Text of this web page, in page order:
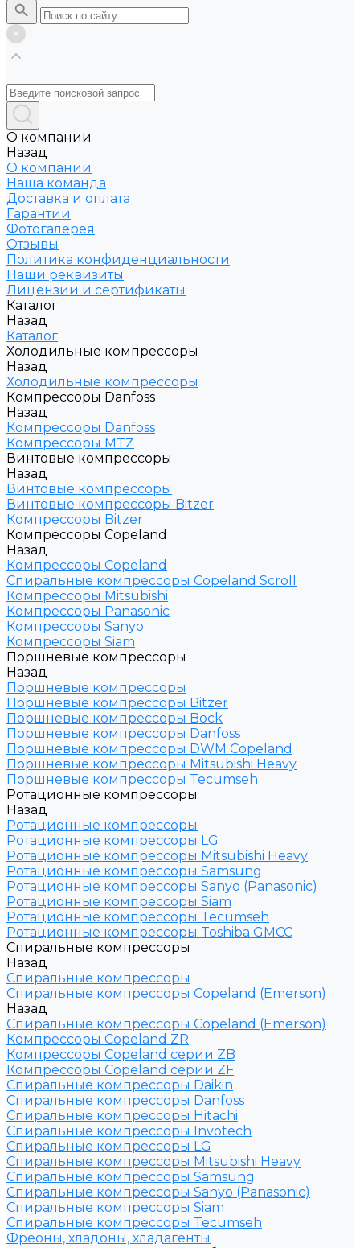
О компании
Назад
О компании
Наша команда
Доставка и оплата
Гарантии
Фотогалерея
Отзывы
Политика конфиденциальности
Наши реквизиты
Лицензии и сертификаты
Каталог
Назад
Каталог
Холодильные компрессоры
Назад
Холодильные компрессоры
Компрессоры Danfoss
Назад
Компрессоры Danfoss
Компрессоры MTZ
Винтовые компрессоры
Назад
Винтовые компрессоры
Винтовые компрессоры Bitzer
Компрессоры Bitzer
Компрессоры Copeland
Назад
Компрессоры Copeland
Спиральные компрессоры Copeland Scroll
Компрессоры Mitsubishi
Компрессоры Panasonic
Компрессоры Sanyo
Компрессоры Siam
Поршневые компрессоры
Назад
Поршневые компрессоры
Поршневые компрессоры Bitzer
Поршневые компрессоры Bock
Поршневые компрессоры Danfoss
Поршневые компрессоры DWM Copeland
Поршневые компрессоры Mitsubishi Heavy
Поршневые компрессоры Tecumseh
Ротационные компрессоры
Назад
Ротационные компрессоры
Ротационные компрессоры LG
Ротационные компрессоры Mitsubishi Heavy
Ротационные компрессоры Samsung
Ротационные компрессоры Sanyo (Panasonic)
Ротационные компрессоры Siam
Ротационные компрессоры Tecumseh
Ротационные компрессоры Toshiba GMCC
Спиральные компрессоры
Назад
Спиральные компрессоры
Спиральные компрессоры Copeland (Emerson)
Назад
Спиральные компрессоры Copeland (Emerson)
Компрессоры Copeland ZR
Компрессоры Copeland серии ZB
Компрессоры Copeland серии ZF
Спиральные компрессоры Daikin
Спиральные компрессоры Danfoss
Спиральные компрессоры Hitachi
Спиральные компрессоры Invotech
Спиральные компрессоры LG
Спиральные компрессоры Mitsubishi Heavy
Спиральные компрессоры Samsung
Спиральные компрессоры Sanyo (Panasonic)
Спиральные компрессоры Siam
Спиральные компрессоры Tecumseh
Фреоны, хладоны, хладагенты